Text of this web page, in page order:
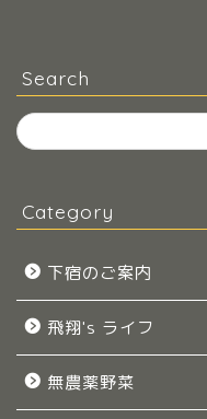
Search
Category
下宿のご案内
飛翔's ライフ
無農薬野菜